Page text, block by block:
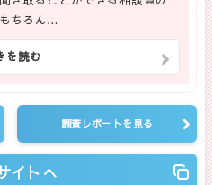
ちろん…
を読む
調査レポートを見る
イトへ